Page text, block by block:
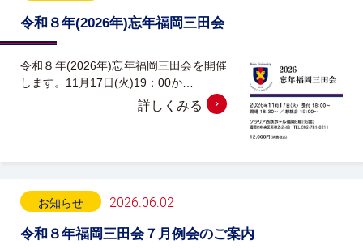
令和８年(2026年)忘年福岡三田会
令和８年(2026年)忘年福岡三田会を開催
します。11月17日(火)19：00か…
詳しくみる
お知らせ 2026.06.02
令和８年福岡三田会７月例会のご案内